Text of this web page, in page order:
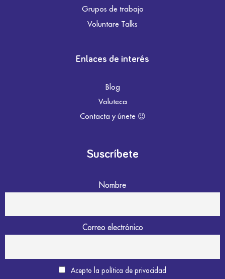
Grupos de trabajo
Voluntare Talks
Enlaces de interés
Blog
Voluteca
Contacta y únete 😉
Suscríbete
Nombre
Correo electrónico
Acepto la política de privacidad